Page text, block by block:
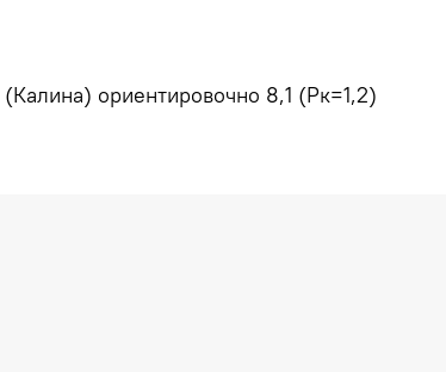
ориентировочно 8,1 (Рк=1,2)